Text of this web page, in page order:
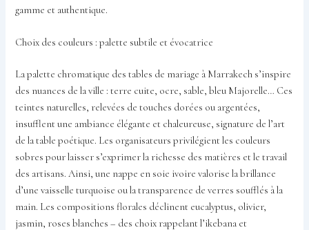
gamme et authentique.
Choix des couleurs : palette subtile et évocatrice
La palette chromatique des tables de mariage à Marrakech s’inspire
des nuances de la ville : terre cuite, ocre, sable, bleu Majorelle… Ces
teintes naturelles, relevées de touches dorées ou argentées,
insufflent une ambiance élégante et chaleureuse, signature de l’art
de la table poétique. Les organisateurs privilégient les couleurs
sobres pour laisser s’exprimer la richesse des matières et le travail
des artisans. Ainsi, une nappe en soie ivoire valorise la brillance
d’une vaisselle turquoise ou la transparence de verres soufflés à la
main. Les compositions florales déclinent eucalyptus, olivier,
jasmin, roses blanches – des choix rappelant l’ikebana et